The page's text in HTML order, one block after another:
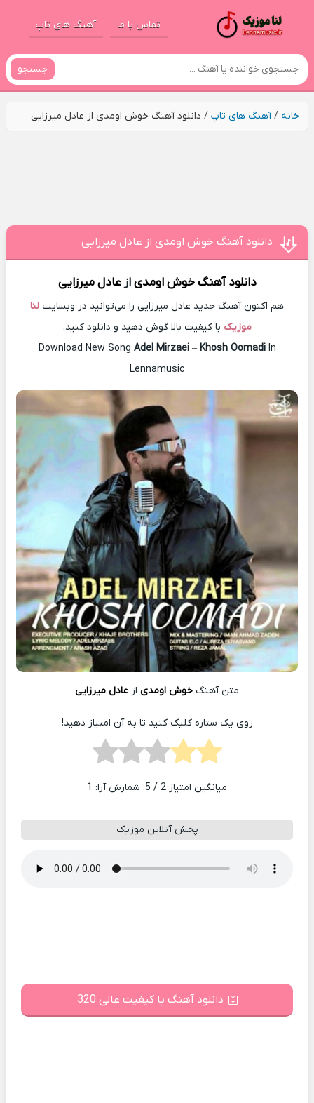
تماس با ما آهنگ های تاپ
جستجو
خانه/آهنگ های تاپ/ دانلود آهنگ خوش اومدی از عادل میرزایی
دانلود آهنگ خوش اومدی از عادل میرزایی
دانلود آهنگ خوش اومدیازعادل میرزایی
هم اکنون آهنگ جدید عادل میرزایی را می‌توانید در وبسایت لنا
موزیک با کیفیت بالا گوش دهید و دانلود کنید.
Download New Song Adel Mirzaei– Khosh OomadiIn
Lennamusic
متن آهنگ خوش اومدی از عادل میرزایی
روی یک ستاره کلیک کنید تا به آن امتیاز دهید!
میانگین امتیاز 2 / 5. شمارش آرا: 1
پخش آنلاین موزیک
دانلود آهنگ با کیفیت عالی 320